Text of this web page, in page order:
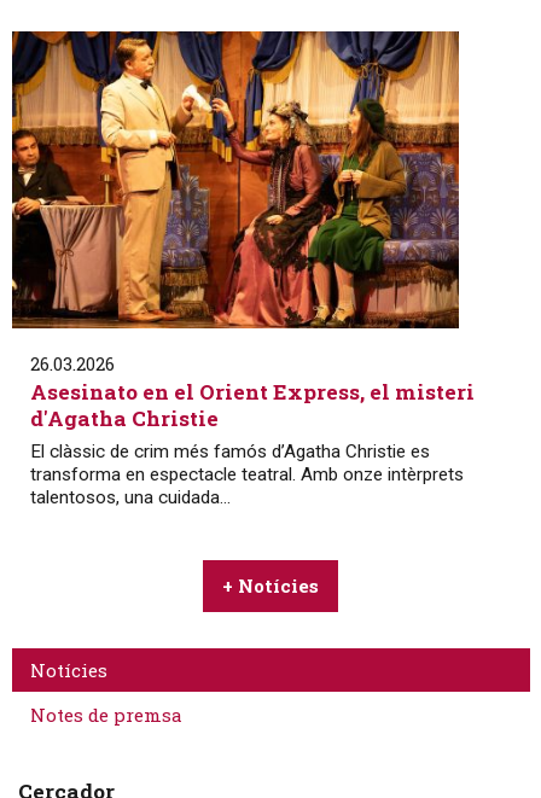
26.03.2026
Asesinato en el Orient Express, el misteri
d'Agatha Christie
El clàssic de crim més famós d’Agatha Christie es
transforma en espectacle teatral. Amb onze intèrprets
talentosos, una cuidada...
+ Notícies
Notícies
Notes de premsa
Cercador